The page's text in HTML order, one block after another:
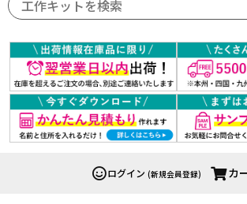
ログイン (新規会員登録) カ